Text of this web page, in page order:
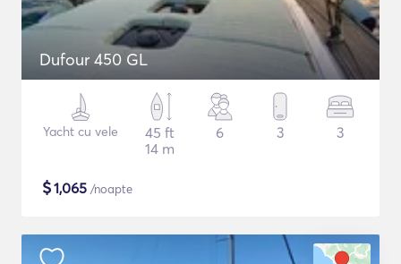
Dufour 450 GL
Yacht cu vele
45 ft
14 m
6 3 3
$1,065 /noapte